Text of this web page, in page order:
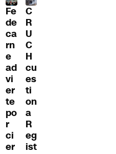
Fe
de
ca
rn
e
ad
vi
er
te
po
r
ci
er
C
R
U
C
H
cu
es
ti
on
a
R
eg
ist